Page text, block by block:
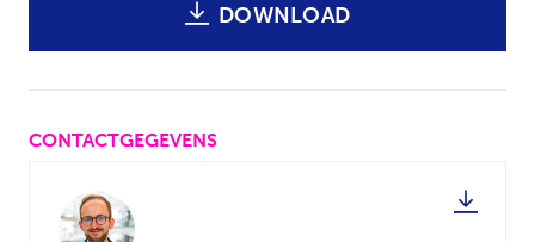
DOWNLOAD
CONTACTGEGEVENS